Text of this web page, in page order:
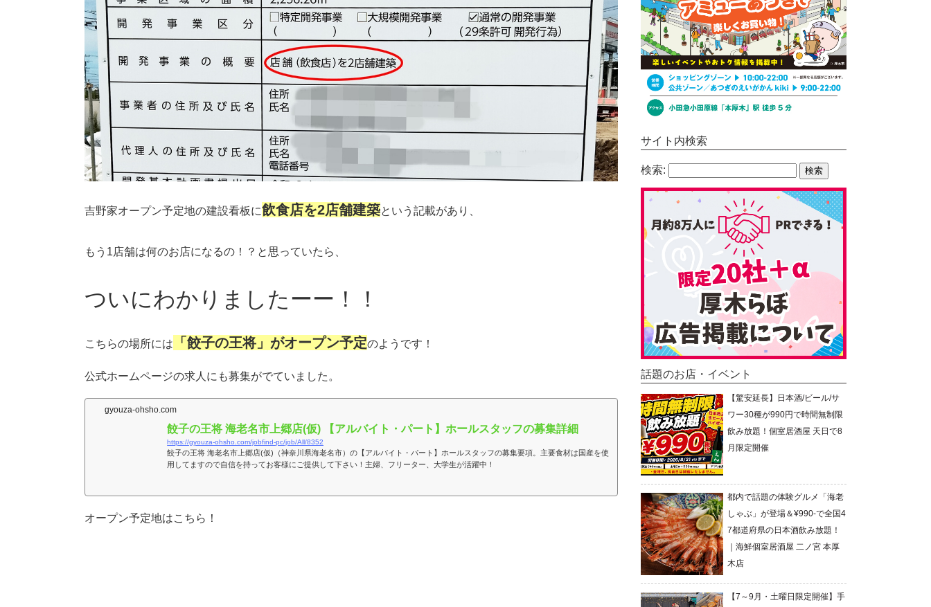
吉野家オープン予定地の建設看板に飲食店を2店舗建築という記載があり、
もう1店舗は何のお店になるの！？と思っていたら、
ついにわかりましたーー！！
こちらの場所には 「餃子の王将」がオープン予定のようです！
公式ホームページの求人にも募集がでていました。
gyouza-ohsho.com
餃子の王将 海老名市上郷店(仮) 【アルバイト・パート】ホールスタッフの募集詳細
https://gyouza-ohsho.com/jobfind-pc/job/All/8352
餃子の王将 海老名市上郷店(仮)（神奈川県海老名市）の【アルバイト・パート】ホールスタッフの募集要項。主要食材は国産を使
用してますので自信を持ってお客様にご提供して下さい！主婦、フリーター、大学生が活躍中！
オープン予定地はこちら！
サイト内検索
検索:
話題のお店・イベント
【驚安延長】日本酒/ビール/サ
ワー30種が990円で時間無制限
飲み放題！個室居酒屋 天日で8
月限定開催
都内で話題の体験グルメ「海老
しゃぶ」が登場＆¥990-で全国4
7都道府県の日本酒飲み放題！
｜海鮮個室居酒屋 二ノ宮 本厚
木店
【7～9月・土曜日限定開催】手